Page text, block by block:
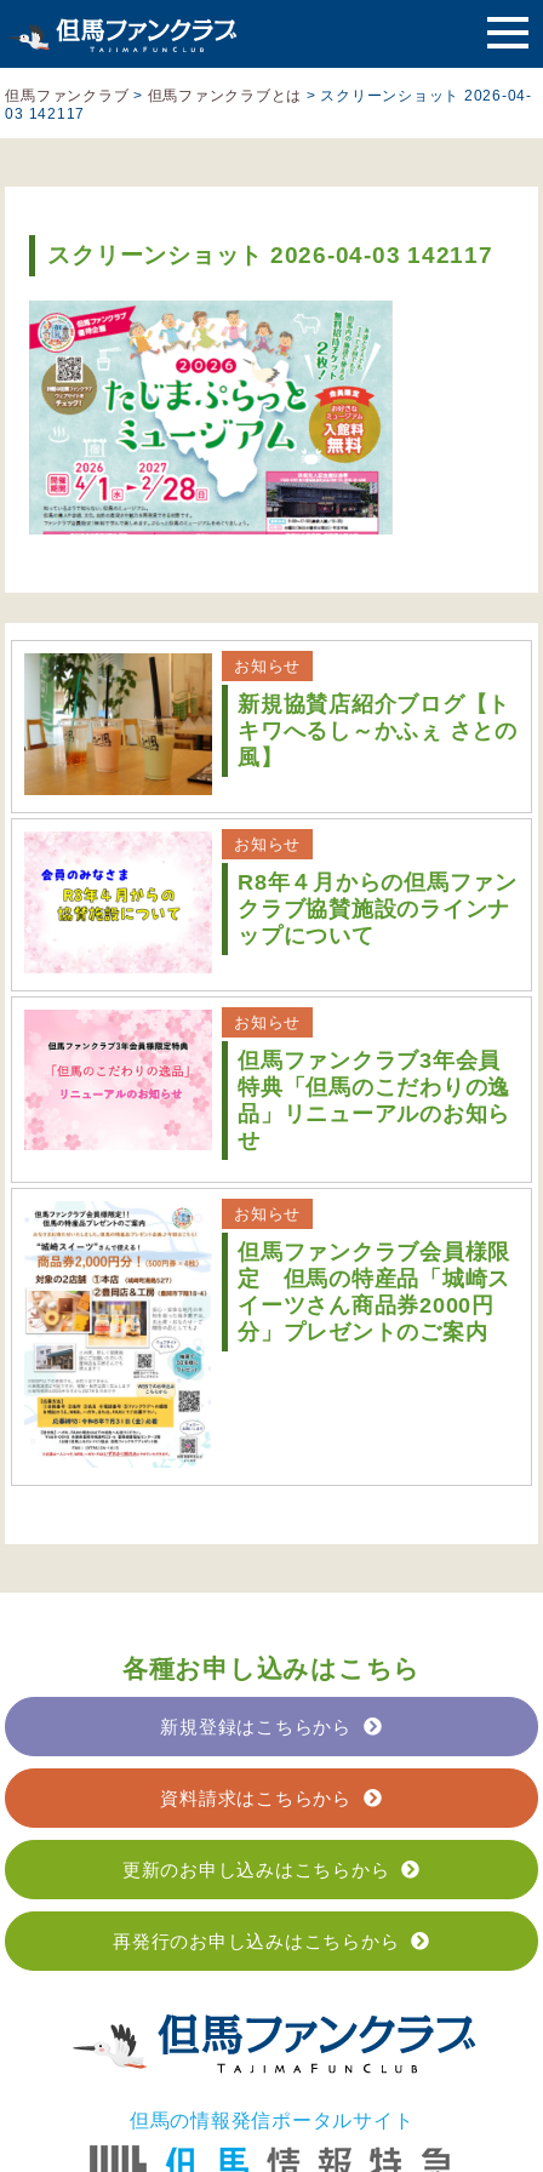
但馬ファンクラブ > 但馬ファンクラブとは > スクリーンショット 2026-04-
03 142117
スクリーンショット 2026-04-03 142117
お知らせ
新規協賛店紹介ブログ【ト
キワへるし～かふぇ さとの
風】
お知らせ
R8年４月からの但馬ファン
クラブ協賛施設のラインナ
ップについて
お知らせ
但馬ファンクラブ3年会員
特典「但馬のこだわりの逸
品」リニューアルのお知ら
せ
お知らせ
但馬ファンクラブ会員様限
定 但馬の特産品「城崎ス
イーツさん商品券2000円
分」プレゼントのご案内
各種お申し込みはこちら
新規登録はこちらから
資料請求はこちらから
更新のお申し込みはこちらから
再発行のお申し込みはこちらから
但馬の情報発信ポータルサイト